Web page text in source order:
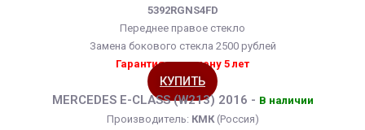
5392RGNS4FD
Переднее правое стекло
Замена бокового стекла 2500 рублей
Гарантия на замену 5 лет
КУПИТЬ
MERCEDES E-CLASS (W213) 2016 - В наличии
Производитель: КМК(Россия)